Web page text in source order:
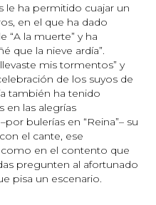
le ha permitido cuajar un
en el que ha dado
“A la muerte” y ha
que la nieve ardía”.
mis tormentos” y
de los suyos de
también ha tenido
en las alegrías
bulerías en “Reina”– su
el cante, ese
en el contento que
pregunten al afortunado
pisa un escenario.